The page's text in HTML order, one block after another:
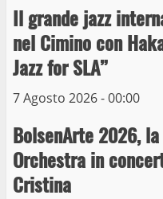
Il grande jazz
nel Cimino con
Jazz for SLA”
7 Agosto 2026 - 00:00
BolsenArte 2026,
Orchestra in
Cristina
4
La
10